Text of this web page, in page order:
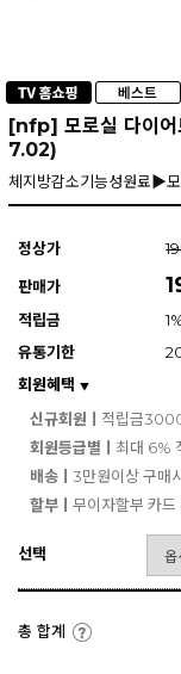
[nfp] 모로실 다이
7.02)
체지방감소기능성원료▶
정상가
판매가
적립금
유통기한
회원혜택 ▼
신규회원ㅣ 적립금
회원등급별ㅣ 최대 6%
배송ㅣ 3만원이상 구매
할부ㅣ 무이자할부 카드
선택
총 합계